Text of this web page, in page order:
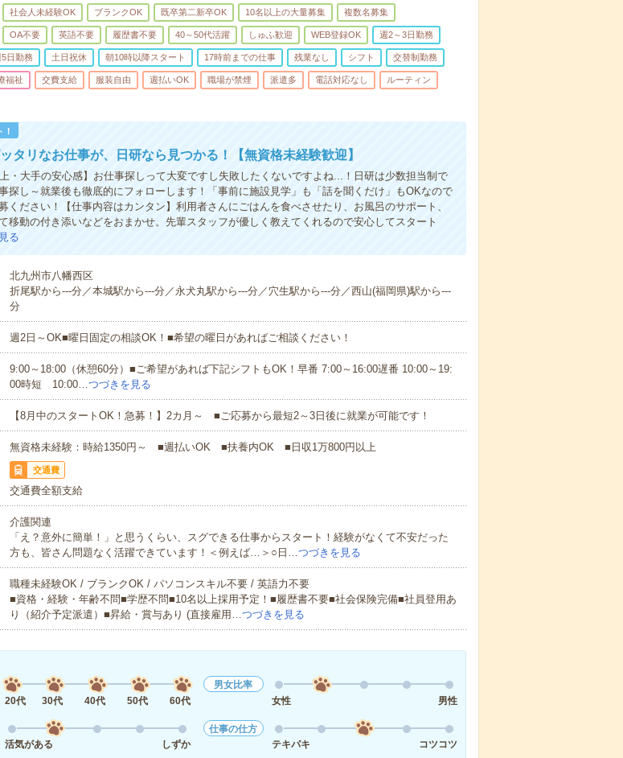
社会人未経験OK ブランクOK 既卒第二新卒OK 10名以上の大量募集 複数名募集
OA不要 英語不要 履歴書不要 40～50代活躍 しゅふ歓迎 WEB登録OK 週2～3日勤務
5日勤務 土日祝休 朝10時以降スタート 17時前までの仕事 残業なし シフト 交替制勤務
福祉 交費支給 服装自由 週払いOK 職場が禁煙 派遣多 電話対応なし ルーティン
タリなお仕事が、日研なら見つかる！【無資格未経験歓迎】
上・大手の安心感】お仕事探しって大変ですし失敗したくないですよね...！日研は少数担当制で
探し～就業後も徹底的にフォローします！「事前に施設見学」も「話を聞くだけ」もOKなので
ください！【仕事内容はカンタン】利用者さんにごはんを食べさせたり、お風呂のサポート、
移動の付き添いなどをおまかせ。先輩スタッフが優しく教えてくれるので安心してスタート
る
北九州市八幡西区
折尾駅から---分／本城駅から---分／永犬丸駅から---分／穴生駅から---分／西山(福岡県)駅から---
分
週2日～OK■曜日固定の相談OK！■希望の曜日があればご相談ください！
9:00～18:00（休憩60分）■ご希望があれば下記シフトもOK！早番 7:00～16:00遅番 10:00～19:
00時短 10:00…つづきを見る
【8月中のスタートOK！急募！】2カ月～ ■ご応募から最短2～3日後に就業が可能です！
無資格未経験：時給1350円～ ■週払いOK ■扶養内OK ■日収1万800円以上
交通費
交通費全額支給
介護関連
「え？意外に簡単！」と思うくらい、スグできる仕事からスタート！経験がなくて不安だった
方も、皆さん問題なく活躍できています！＜例えば…＞○日…つづきを見る
職種未経験OK / ブランクOK / パソコンスキル不要 / 英語力不要
■資格・経験・年齢不問■学歴不問■10名以上採用予定！■履歴書不要■社会保険完備■社員登用あ
り（紹介予定派遣）■昇給・賞与あり (直接雇用…つづきを見る
20代
30代 40代 50代 60代
男女比率
女性
男性
活気がある
しずか
仕事の仕方
テキパキ
コツコツ